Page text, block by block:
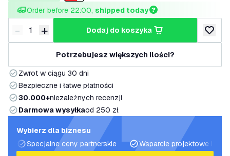
Order before 22:00, shipped today
Zmniejsz ilość
- Zwiększ ilość
+ dodaj do koszyka
dodaj
Potrzebujesz większych ilości?
Zwrot w ciągu 30 dni
Bezpieczne i łatwe płatności
30.000+niezależnych recenzji
Darmowa wysyłkaod 250 zł
Wybierz dla biznesu
Specjalne ceny partnerskie
Wsparcie projektowe i